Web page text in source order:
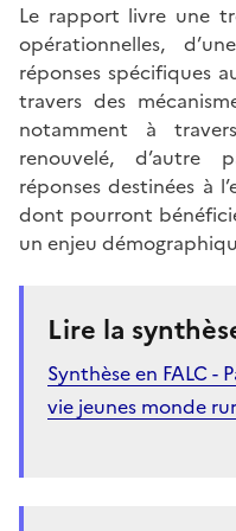
Le rapport livre une
opérationnelles,
réponses spécifiques
travers des
notamment à
renouvelé, d’autre
réponses destinées à
dont pourront
un enjeu
Lire la
Synthèse en FALC
vie jeunes monde